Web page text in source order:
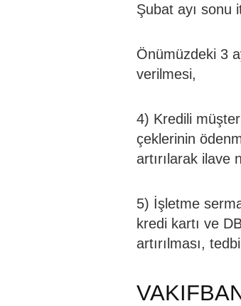
Şubat ayı sonu
Önümüzdeki 3
verilmesi,
4) Kredili
çeklerinin
artırılarak ilave
5) İşletme
kredi kartı ve
artırılması,